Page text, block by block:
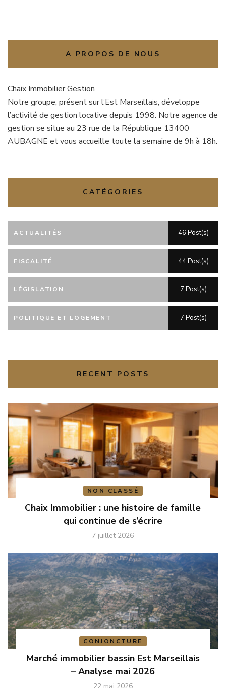
A PROPOS DE NOUS
Chaix Immobilier Gestion
Notre groupe, présent sur l’Est Marseillais, développe
l’activité de gestion locative depuis 1998. Notre agence de
gestion se situe au 23 rue de la République 13400
AUBAGNE et vous accueille toute la semaine de 9h à 18h.
CATÉGORIES
ACTUALITÉS 46 Post(s)
FISCALITÉ 44 Post(s)
LÉGISLATION 7 Post(s)
POLITIQUE ET LOGEMENT 7 Post(s)
RECENT POSTS
NON CLASSÉ
Chaix Immobilier : une histoire de famille
qui continue de s’écrire
7 juillet 2026
CONJONCTURE
Marché immobilier bassin Est Marseillais
– Analyse mai 2026
22 mai 2026